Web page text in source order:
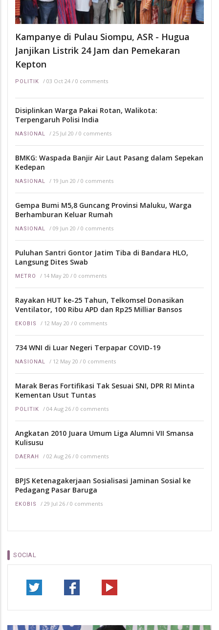
Kampanye di Pulau Siompu, ASR - Hugua
Janjikan Listrik 24 Jam dan Pemekaran
Kepton
POLITIK / 03 Oct 24 / 0 comments
Disiplinkan Warga Pakai Rotan, Walikota:
Terpengaruh Polisi India
NASIONAL / 25 Jul 20 / 0 comments
BMKG: Waspada Banjir Air Laut Pasang dalam Sepekan
Kedepan
NASIONAL / 19 Jun 20 / 0 comments
Gempa Bumi M5,8 Guncang Provinsi Maluku, Warga
Berhamburan Keluar Rumah
NASIONAL / 09 Jun 20 / 0 comments
Puluhan Santri Gontor Jatim Tiba di Bandara HLO,
Langsung Dites Swab
METRO / 14 May 20 / 0 comments
Rayakan HUT ke-25 Tahun, Telkomsel Donasikan
Ventilator, 100 Ribu APD dan Rp25 Milliar Bansos
EKOBIS / 12 May 20 / 0 comments
734 WNI di Luar Negeri Terpapar COVID-19
NASIONAL / 12 May 20 / 0 comments
Marak Beras Fortifikasi Tak Sesuai SNI, DPR RI Minta
Kementan Usut Tuntas
POLITIK / 04 Aug 26 / 0 comments
Angkatan 2010 Juara Umum Liga Alumni VII Smansa
Kulisusu
DAERAH / 02 Aug 26 / 0 comments
BPJS Ketenagakerjaan Sosialisasi Jaminan Sosial ke
Pedagang Pasar Baruga
EKOBIS / 29 Jul 26 / 0 comments
SOCIAL